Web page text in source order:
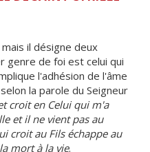
il désigne deux
genre de foi est celui qui
l'adhésion de l'âme
la parole du Seigneur
croit en Celui qui m'a
et il ne vient pas au
croit au Fils échappe au
mort à la vie.